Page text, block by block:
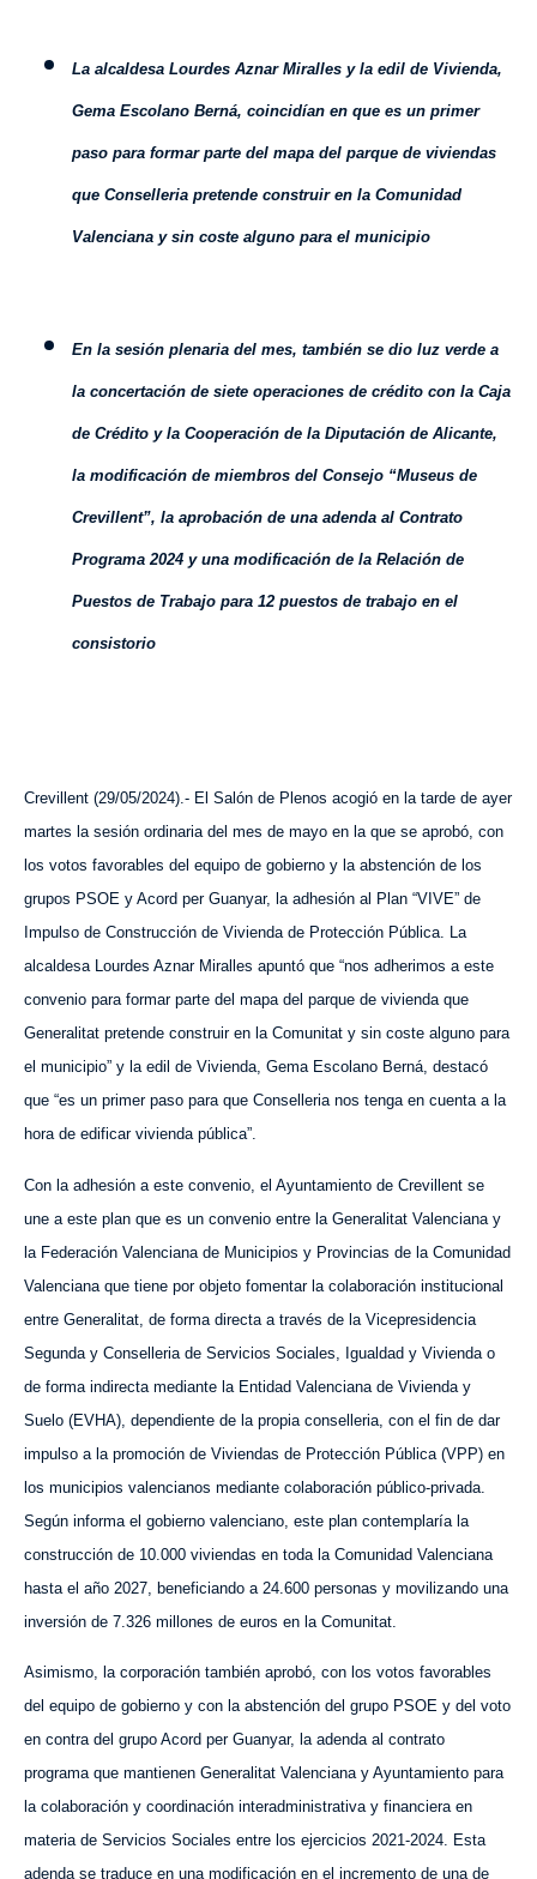
La alcaldesa Lourdes Aznar Miralles y la edil de Vivienda,
Gema Escolano Berná, coincidían en que es un primer
paso para formar parte del mapa del parque de viviendas
que Conselleria pretende construir en la Comunidad
Valenciana y sin coste alguno para el municipio
En la sesión plenaria del mes, también se dio luz verde a
la concertación de siete operaciones de crédito con la Caja
de Crédito y la Cooperación de la Diputación de Alicante,
la modificación de miembros del Consejo “Museus de
Crevillent”, la aprobación de una adenda al Contrato
Programa 2024 y una modificación de la Relación de
Puestos de Trabajo para 12 puestos de trabajo en el
consistorio
Crevillent (29/05/2024).- El Salón de Plenos acogió en la tarde de ayer
martes la sesión ordinaria del mes de mayo en la que se aprobó, con
los votos favorables del equipo de gobierno y la abstención de los
grupos PSOE y Acord per Guanyar, la adhesión al Plan “VIVE” de
Impulso de Construcción de Vivienda de Protección Pública. La
alcaldesa Lourdes Aznar Miralles apuntó que “nos adherimos a este
convenio para formar parte del mapa del parque de vivienda que
Generalitat pretende construir en la Comunitat y sin coste alguno para
el municipio” y la edil de Vivienda, Gema Escolano Berná, destacó
que “es un primer paso para que Conselleria nos tenga en cuenta a la
hora de edificar vivienda pública”.
Con la adhesión a este convenio, el Ayuntamiento de Crevillent se
une a este plan que es un convenio entre la Generalitat Valenciana y
la Federación Valenciana de Municipios y Provincias de la Comunidad
Valenciana que tiene por objeto fomentar la colaboración institucional
entre Generalitat, de forma directa a través de la Vicepresidencia
Segunda y Conselleria de Servicios Sociales, Igualdad y Vivienda o
de forma indirecta mediante la Entidad Valenciana de Vivienda y
Suelo (EVHA), dependiente de la propia conselleria, con el fin de dar
impulso a la promoción de Viviendas de Protección Pública (VPP) en
los municipios valencianos mediante colaboración público-privada.
Según informa el gobierno valenciano, este plan contemplaría la
construcción de 10.000 viviendas en toda la Comunidad Valenciana
hasta el año 2027, beneficiando a 24.600 personas y movilizando una
inversión de 7.326 millones de euros en la Comunitat.
Asimismo, la corporación también aprobó, con los votos favorables
del equipo de gobierno y con la abstención del grupo PSOE y del voto
en contra del grupo Acord per Guanyar, la adenda al contrato
programa que mantienen Generalitat Valenciana y Ayuntamiento para
la colaboración y coordinación interadministrativa y financiera en
materia de Servicios Sociales entre los ejercicios 2021-2024. Esta
adenda se traduce en una modificación en el incremento de una de